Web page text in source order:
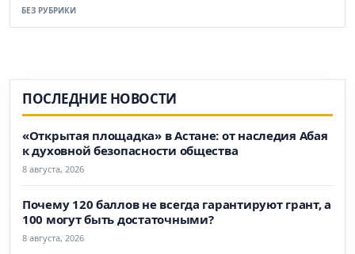
БЕЗ РУБРИКИ
ПОСЛЕДНИЕ НОВОСТИ
«Открытая площадка» в Астане: от наследия Абая
к духовной безопасности общества
8 августа, 2026
Почему 120 баллов не всегда гарантируют грант, а
100 могут быть достаточными?
8 августа, 2026